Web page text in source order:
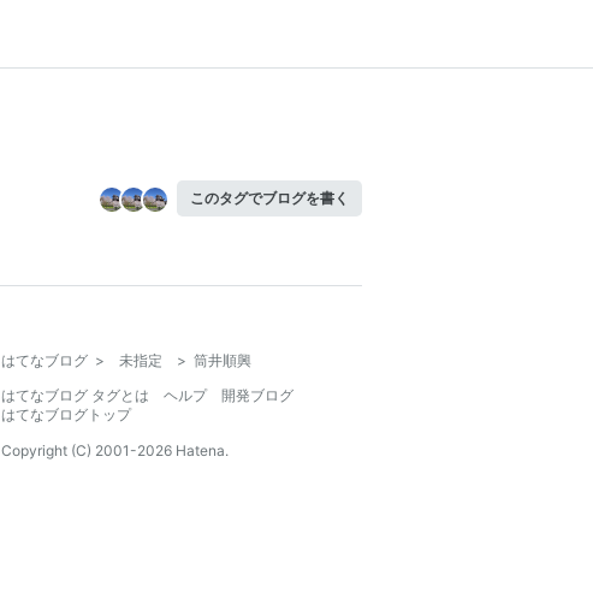
このタグでブログを書く
はてなブログ > 未指定 > 筒井順興
はてなブログ タグとは
ヘルプ
開発ブログ
はてなブログトップ
Copyright (C) 2001-2026 Hatena.